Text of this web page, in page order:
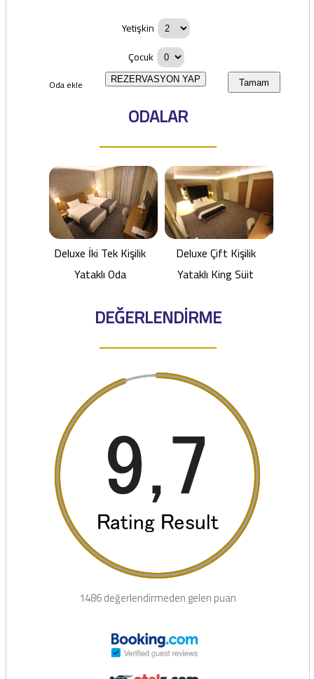
Yetişkin
Çocuk
Oda ekle Tamam
REZERVASYON YAP
ODALAR
Deluxe İki Tek Kişilik
Yataklı Oda
Deluxe Çift Kişilik
Yataklı King Süit
DEĞERLENDİRME
1486 değerlendirmeden gelen puan